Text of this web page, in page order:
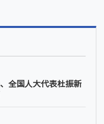
全国人大代表杜振新